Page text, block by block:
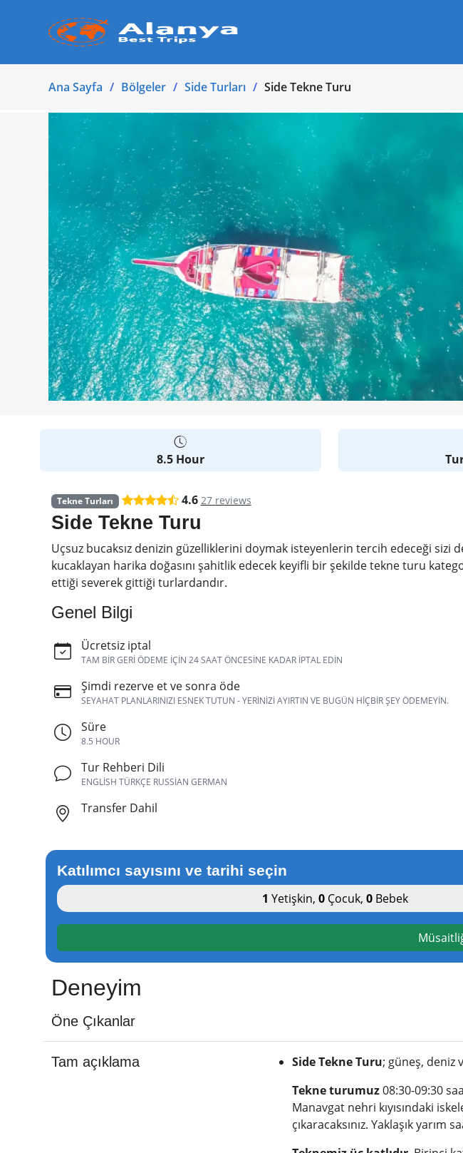
Ana Sayfa Bölgeler Side Turları Side Tekne Turu
8.5 Hour
Tekne Turları 4.6 27 reviews
Side Tekne Turu
Uçsuz bucaksız denizin güzelliklerini doymak isteyenlerin tercih edeceği
kucaklayan harika doğasını şahitlik edecek keyifli bir şekilde tekne turu
ettiği severek gittiği turlardandır.
Genel Bilgi
Ücretsiz iptal
TAM BIR GERI ÖDEME IÇIN 24 SAAT ÖNCESINE KADAR IPTAL EDIN
Şimdi rezerve et ve sonra öde
SEYAHAT PLANLARINIZI ESNEK TUTUN - YERINIZI AYIRTIN VE BUGÜN HIÇBIR ŞEY ÖDEMEYIN.
Süre
8.5 HOUR
Tur Rehberi Dili
ENGLISH TÜRKÇE RUSSIAN GERMAN
Transfer Dahil
Katılımcı sayısını ve tarihi seçin
1 Yetişkin,0 Çocuk,0 Bebek
Deneyim
Öne Çıkanlar
Tam açıklama Side Tekne Turu; güneş, deniz
Tekne turumuz08:30-09:30
Manavgat nehri kıyısındaki
çıkaracaksınız. Yaklaşık